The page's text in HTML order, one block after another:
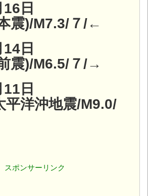
日
震)/M7.3/７/←
日
震)/M6.5/７/→
日
平洋沖地震/M9.0/
スポンサーリンク